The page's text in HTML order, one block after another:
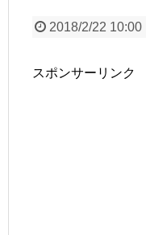
2018/2/22 10:00
スポンサーリンク